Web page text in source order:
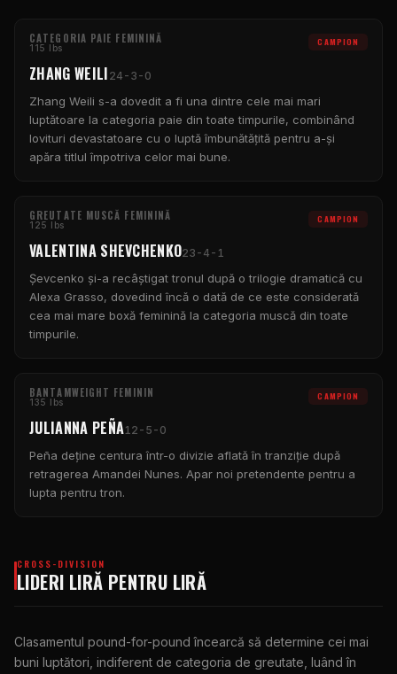
CATEGORIA PAIE FEMININĂ
115 lbs CAMPION
ZHANG WEILI 24-3-0
Zhang Weili s-a dovedit a fi una dintre cele mai mari
luptătoare la categoria paie din toate timpurile, combinând
lovituri devastatoare cu o luptă îmbunătățită pentru a-și
apăra titlul împotriva celor mai bune.
GREUTATE MUSCĂ FEMININĂ
125 lbs CAMPION
VALENTINA SHEVCHENKO23-4-1
Șevcenko și-a recâștigat tronul după o trilogie dramatică cu
Alexa Grasso, dovedind încă o dată de ce este considerată
cea mai mare boxă feminină la categoria muscă din toate
timpurile.
BANTAMWEIGHT FEMININ
135 lbs CAMPION
JULIANNA PEÑA12-5-0
Peña deține centura într-o divizie aflată în tranziție după
retragerea Amandei Nunes. Apar noi pretendente pentru a
lupta pentru tron.
CROSS-DIVISION
LIDERI LIRĂ PENTRU LIRĂ
Clasamentul pound-for-pound încearcă să determine cei mai
buni luptători, indiferent de categoria de greutate, luând în